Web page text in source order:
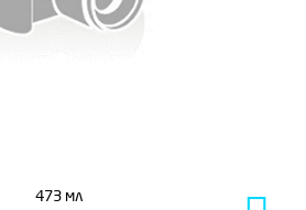
473 мл